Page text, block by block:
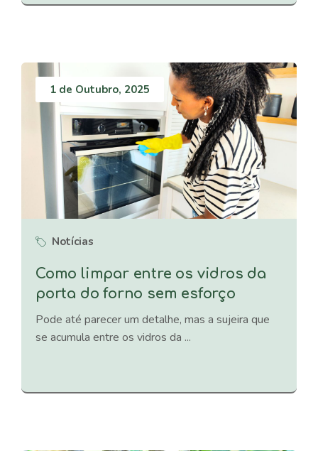
1 de Outubro, 2025
Notícias
Como limpar entre os vidros da
porta do forno sem esforço
Pode até parecer um detalhe, mas a sujeira que
se acumula entre os vidros da ...